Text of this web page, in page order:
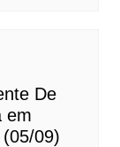
De
em
09)